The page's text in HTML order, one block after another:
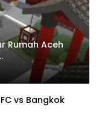
Rumah Aceh
vs Bangkok